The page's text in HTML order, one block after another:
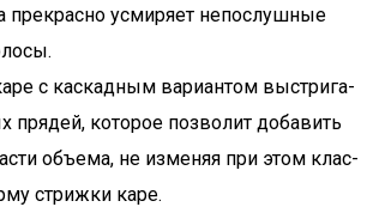
пре­крас­но усми­ря­ет непо­слуш­ные
с кас­кад­ным вари­ан­том выстри­га­
пря­дей, кото­рое поз­во­лит доба­вить
объ­е­ма, не изме­няя при этом клас­
стриж­ки каре.